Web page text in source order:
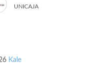
UNICAJA
Kale